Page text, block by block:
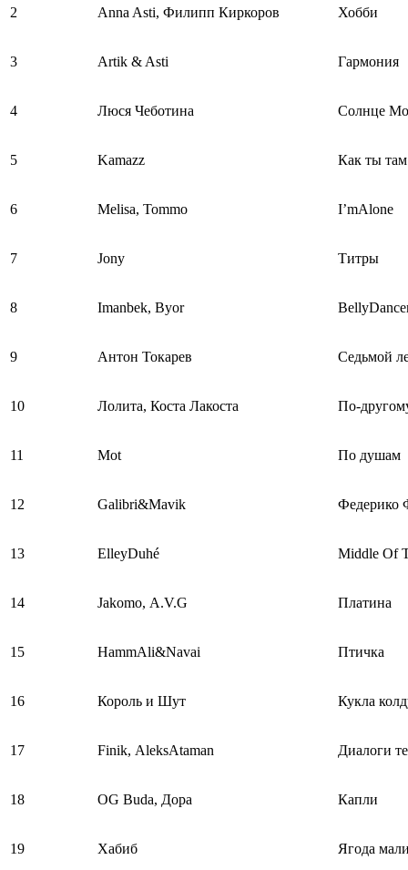
2 Anna Asti, Филипп Киркоров Хобби
3 Artik & Asti Гармония
4 Люся Чеботина Солнце
5 Kamazz Как ты там
6 Melisa, Tommo I’mAlone
7 Jony Титры
8 Imanbek, Byor
9 Антон Токарев Седьмой
10 Лолита, Коста Лакоста По-
11 Mot По душам
12 Galibri&Mavik Федерико
13 ElleyDuhé Middle Of
14 Jakomo, A.V.G Платина
15 HammAli&Navai Птичка
16 Король и Шут Кукла
17 Finik, AleksAtaman Диалоги
18 OG Buda, Дора Капли
19 Хабиб Ягода